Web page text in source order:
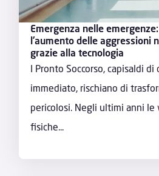
Emergenza nelle
l’aumento delle aggressioni
grazie alla tecnologia
I Pronto Soccorso, capisaldi
immediato, rischiano di
pericolosi. Negli ultimi anni le
fisiche...